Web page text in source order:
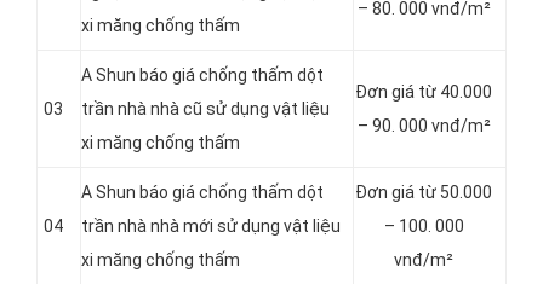
xi măng chống thấm
– 80. 000 vnđ/m²
03
A Shun báo giá chống thấm dột
trần nhà nhà cũ sử dụng vật liệu
xi măng chống thấm
Đơn giá từ 40.000
– 90. 000 vnđ/m²
04
A Shun báo giá chống thấm dột
trần nhà nhà mới sử dụng vật liệu
xi măng chống thấm
Đơn giá từ 50.000
– 100. 000
vnđ/m²